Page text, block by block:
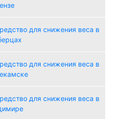
для снижения веса в
для снижения веса в
для снижения веса в